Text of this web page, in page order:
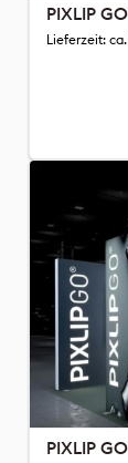
PIXLIP
Lieferzeit:
PIXLIP